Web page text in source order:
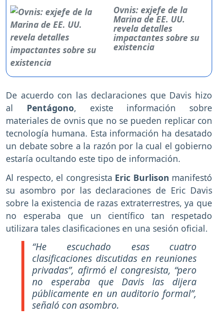
Ovnis: exjefe de la
Marina de EE. UU.
revela detalles
impactantes sobre su
existencia
De acuerdo con las declaraciones que Davis hizo
al Pentágono, existe información sobre
materiales de ovnis que no se pueden replicar con
tecnología humana. Esta información ha desatado
un debate sobre a la razón por la cual el gobierno
estaría ocultando este tipo de información.
Al respecto, el congresista Eric Burlison manifestó
su asombro por las declaraciones de Eric Davis
sobre la existencia de razas extraterrestres, ya que
no esperaba que un científico tan respetado
utilizara tales clasificaciones en una sesión oficial.
“He escuchado esas cuatro
clasificaciones discutidas en reuniones
privadas”, afirmó el congresista, “pero
no esperaba que Davis las dijera
públicamente en un auditorio formal”,
señaló con asombro.